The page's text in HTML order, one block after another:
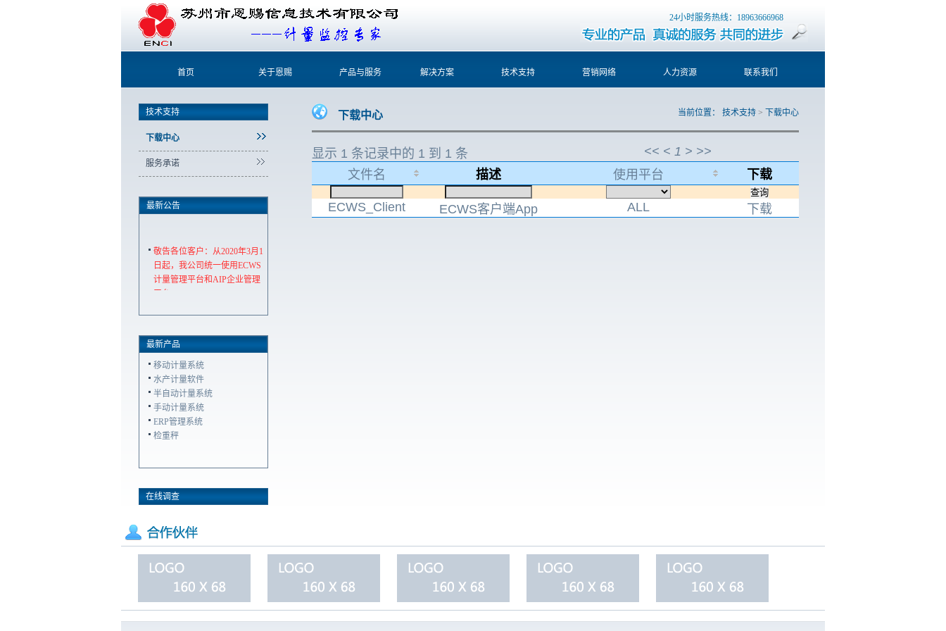
24小时服务热线：18963666968
首页 关于恩赐 产品与服务 解决方案 技术支持 营销网络 人力资源 联系我们
技术支持
下载中心
服务承诺
最新公告
敬告各位客户：从2020年3月1
日起，我公司统一使用ECWS
计量管理平台和AIP企业管理
平台
最新产品
移动计量系统
水产计量软件
半自动计量系统
手动计量系统
ERP管理系统
检重秤
在线调查
下载中心 当前位置： 技术支持 > 下载中心
显示 1 条记录中的 1 到 1 条 << < 1 > >>
文件名
描述 使用平台 下载
ECWS_Client ECWS客户端App ALL 下载